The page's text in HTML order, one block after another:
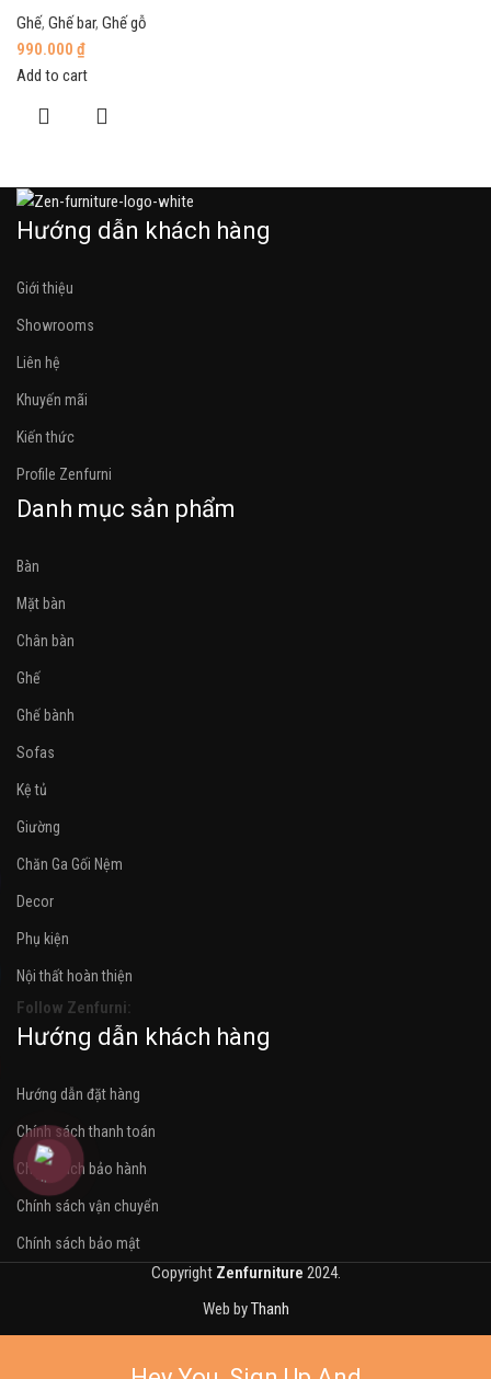
Ghế, Ghế bar, Ghế gỗ
990.000 ₫
Add to cart
Hướng dẫn khách hàng
Giới thiệu
Showrooms
Liên hệ
Khuyến mãi
Kiến thức
Profile Zenfurni
Danh mục sản phẩm
Bàn
Mặt bàn
Chân bàn
Ghế
Ghế bành
Sofas
Kệ tủ
Giường
Chăn Ga Gối Nệm
Decor
Phụ kiện
Nội thất hoàn thiện
Follow Zenfurni:
Hướng dẫn khách hàng
Hướng dẫn đặt hàng
Chính sách thanh toán
Chính sách bảo hành
Chính sách vận chuyển
Chính sách bảo mật
Copyright Zenfurniture 2024.
Web byThanh